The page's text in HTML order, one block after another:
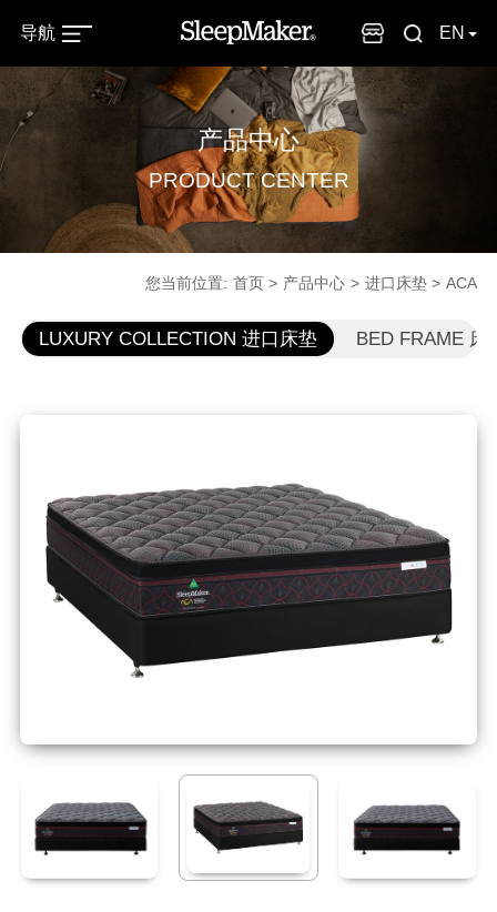
导航 EN
产品中心
PRODUCT CENTER
您当前位置: 首页 产品中心 进口床垫 ACA
LUXURY COLLECTION 进口床垫 BED FRAME 床